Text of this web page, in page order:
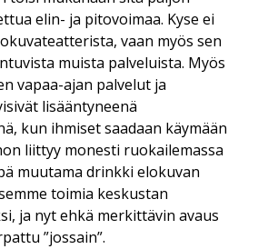
elin- ja pitovoimaa. Kyse ei
vaan myös sen
muista palveluista. Myös
vapaa-ajan palvelut ja
lisääntyneenä
kun ihmiset saadaan käymään
liittyy monesti ruokailemassa
muutama drinkki elokuvan
toimia keskustan
ja nyt ehkä merkittävin avaus
”jossain”.